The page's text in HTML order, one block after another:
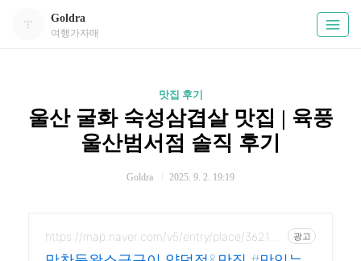
Goldra
여행가자매
맛집 후기
울산 굴화 숙성삼겹살 맛집 | 육풍
울산범서점 솔직 후기
Goldra 2025. 9. 2. 19:19
https://map.naver.com/v5/entry/place/362184
광고